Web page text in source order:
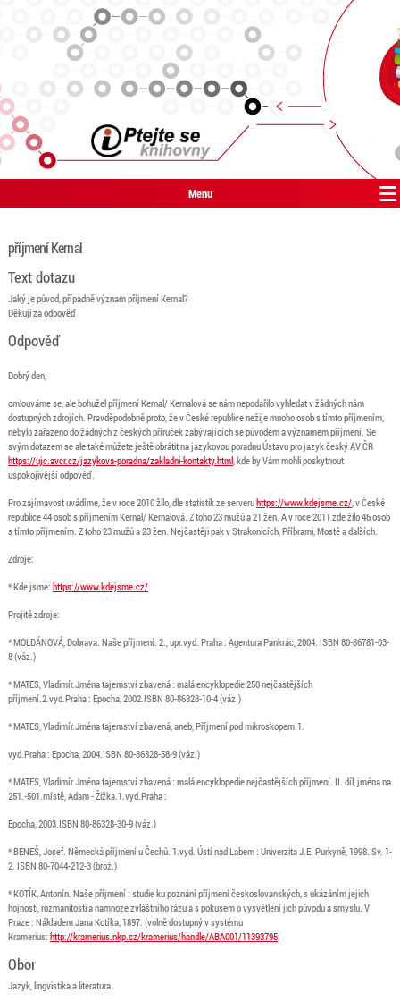
Menu
příjmení Kernal
Text dotazu
Jaký je původ, případně význam příjmení Kernal?
Děkuji za odpověď
Odpověď
Dobrý den,
omlouváme se, ale bohužel příjmení Kernal/ Kernalová se nám nepodařilo vyhledat v žádných nám
dostupných zdrojích. Pravděpodobně proto, že v České republice nežije mnoho osob s tímto příjmením,
nebylo zařazeno do žádných z českých příruček zabývajících se původem a významem příjmení. Se
svým dotazem se ale také můžete ještě obrátit na jazykovou poradnu Ústavu pro jazyk český AV ČR
https://ujc.avcr.cz/jazykova-poradna/zakladni-kontakty.html, kde by Vám mohli poskytnout
uspokojivější odpověď.
Pro zajímavost uvádíme, že v roce 2010 žilo, dle statistik ze serveruhttps://www.kdejsme.cz/, v České
republice 44 osob s příjmením Kernal/ Kernalová. Z toho 23 mužů a 21 žen. A v roce 2011 zde žilo 46 osob
s tímto příjmením. Z toho 23 mužů a 23 žen. Nejčastěji pak v Strakonicích, Příbrami, Mostě a dalších.
Zdroje:
* Kde jsme: https://www.kdejsme.cz/
Projité zdroje:
* MOLDÁNOVÁ, Dobrava. Naše příjmení. 2., upr.vyd. Praha : Agentura Pankrác, 2004. ISBN 80-86781-03-
8 (váz.)
* MATES, Vladimír.Jména tajemství zbavená : malá encyklopedie 250 nejčastějších
příjmení.2.vyd.Praha : Epocha, 2002.ISBN 80-86328-10-4 (váz.)
* MATES, Vladimír.Jména tajemství zbavená, aneb, Příjmení pod mikroskopem.1.
vyd.Praha : Epocha, 2004.ISBN 80-86328-58-9 (váz.)
* MATES, Vladimír.Jména tajemství zbavená : malá encyklopedie nejčastějších příjmení. II. díl, jména na
251.-501.místě, Adam - Žižka.1.vyd.Praha :
Epocha, 2003.ISBN 80-86328-30-9 (váz.)
* BENEŠ, Josef. Německá příjmení u Čechů. 1.vyd. Ústí nad Labem : Univerzita J.E. Purkyně, 1998. Sv. 1-
2. ISBN 80-7044-212-3 (brož.)
* KOTÍK, Antonín. Naše příjmení : studie ku poznání příjmení českoslovanských, s ukázáním jejich
hojnosti, rozmanitosti a namnoze zvláštního rázu a s pokusem o vysvětlení jich původu a smyslu. V
Praze : Nákladem Jana Kotíka, 1897. (volně dostupný v systému
Kramerius: http://kramerius.nkp.cz/kramerius/handle/ABA001/11393795.
Obor
Jazyk, lingvistika a literatura